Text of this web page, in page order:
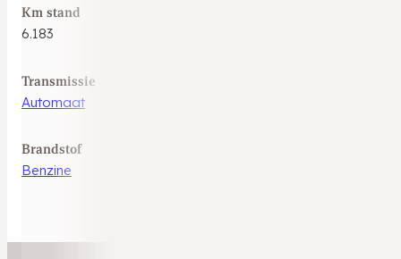
Km stand
6.183
Transmissie
Automaat
Brandstof
Benzine